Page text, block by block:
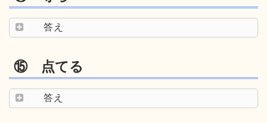
答え
⑮ 点てる
答え